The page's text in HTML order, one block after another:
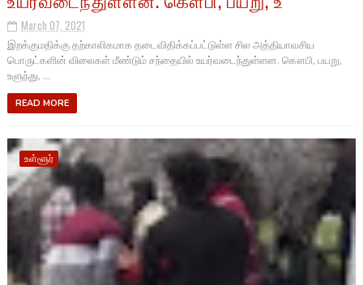
March 07, 2021
இறக்குமதிக்கு தற்காலிகமாக தடைவிதிக்கப்பட்டுள்ள சில அத்தியாவசிய
பொருட்களின் விலைகள் மீண்டும் சந்தையில் உயர்வடைந்துள்ளன. கௌபி, பயறு,
உளுந்து, ...
READ MORE
உள்ளூர்